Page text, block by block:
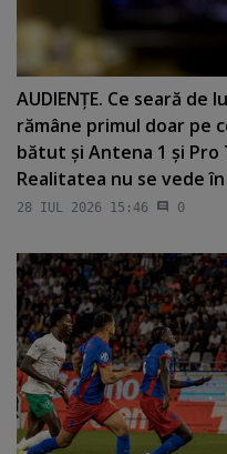
AUDIENŢE. Ce seară de
rămâne primul doar pe
bătut şi Antena 1 şi Pro
Realitatea nu se vede
28 IUL 2026 15:46 0